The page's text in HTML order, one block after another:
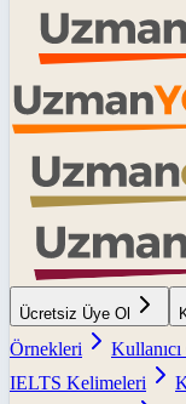
Ücretsiz Üye Ol
Örnekleri
IELTS Kelimeleri